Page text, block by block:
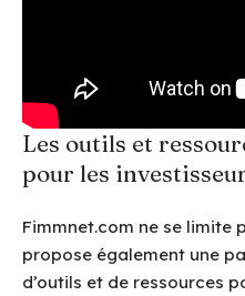
Les outils et
pour les
Fimmnet.com ne se limite
propose également une
d’outils et de ressources